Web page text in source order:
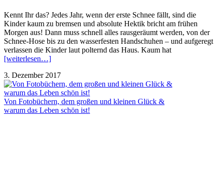
Kennt Ihr das? Jedes Jahr, wenn der erste Schnee fällt, sind die
Kinder kaum zu bremsen und absolute Hektik bricht am frühen
Morgen aus! Dann muss schnell alles rausgeräumt werden, von der
Schnee-Hose bis zu den wasserfesten Handschuhen – und aufgeregt
verlassen die Kinder laut polternd das Haus. Kaum hat
[weiterlesen…]
3. Dezember 2017
Von Fotobüchern, dem großen und kleinen Glück &
warum das Leben schön ist!